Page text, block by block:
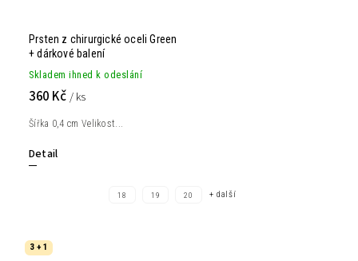
Prsten z chirurgické oceli Green
+ dárkové balení
Skladem ihned k odeslání
360 Kč / ks
Detail
Šířka 0,4 cm Velikost...
18 19 20 + další
3 + 1